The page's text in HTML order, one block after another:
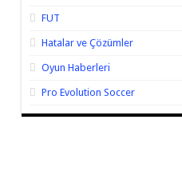
FUT
Hatalar ve Çözümler
Oyun Haberleri
Pro Evolution Soccer